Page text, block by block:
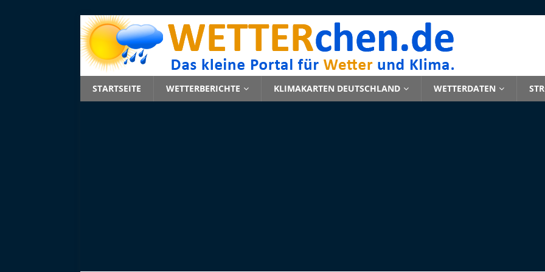
STARTSEITE WETTERBERICHTE KLIMAKARTEN DEUTSCHLAND WETTERDATEN